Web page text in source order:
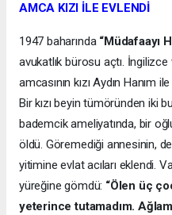
AMCA KIZI İLE EVLENDİ
1947 baharında “Müdafaayı
avukatlık bürosu açtı.
amcasının kızı Aydın Hanım
Bir kızı beyin tümöründen iki
bademcik ameliyatında, bir
öldü. Göremediği annesinin,
yitimine evlat acıları eklendi.
yüreğine gömdü: “Ölen üç
yeterince tutamadım.